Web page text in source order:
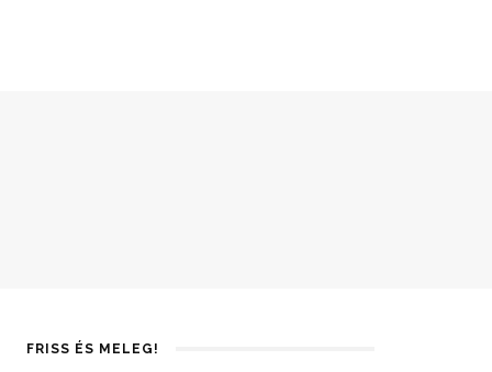
FRISS ÉS MELEG!